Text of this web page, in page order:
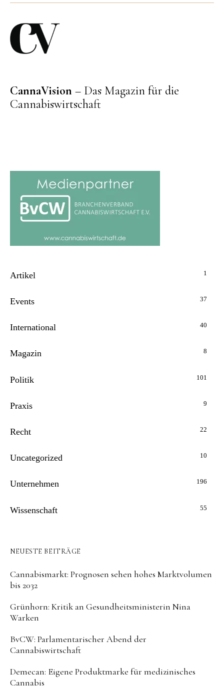
CannaVision – Das Magazin für die
Cannabiswirtschaft
Artikel 1
Events 37
International 40
Magazin 8
Politik 101
Praxis 9
Recht 22
Uncategorized 10
Unternehmen 196
Wissenschaft 55
NEUESTE BEITRÄGE
Cannabismarkt: Prognosen sehen hohes Marktvolumen
bis 2032
Grünhorn: Kritik an Gesundheitsministerin Nina
Warken
BvCW: Parlamentarischer Abend der
Cannabiswirtschaft
Demecan: Eigene Produktmarke für medizinisches
Cannabis